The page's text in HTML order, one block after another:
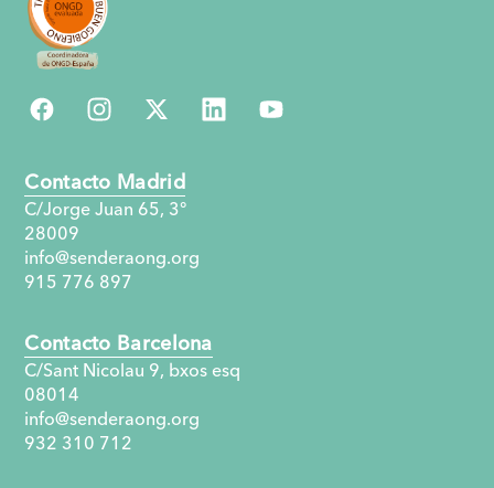
Contacto Madrid
C/Jorge Juan 65, 3°
28009
info@senderaong.org
915 776 897
Contacto Barcelona
C/Sant Nicolau 9, bxos esq
08014
info@senderaong.org
932 310 712